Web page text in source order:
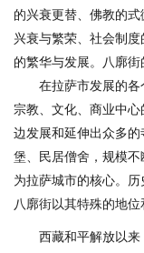
的兴衰更替、佛教的
兴衰与繁荣、社会制
的繁华与发展。八廓街
在拉萨市发展的各
宗教、文化、商业中
边发展和延伸出众多
堡、民居僧舍，规模
为拉萨城市的核心。
八廓街以其特殊的地
西藏和平解放以来